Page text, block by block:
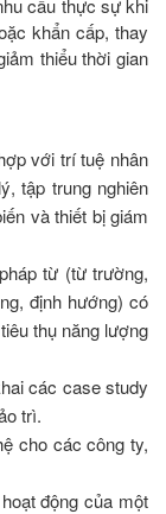
khẩn cấp, thay
thiểu thời gian
với trí tuệ nhân
tập trung nghiên
và thiết bị giám
từ (từ trường,
định hướng) có
thụ năng lượng
các case study
trì.
cho các công ty,
động của một